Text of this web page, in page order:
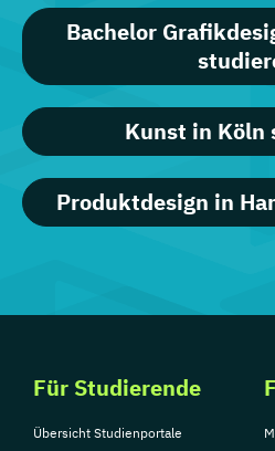
Bachelor
Kunst in Köln
Produktdesign in
Für Studierende
Übersicht Studienportale